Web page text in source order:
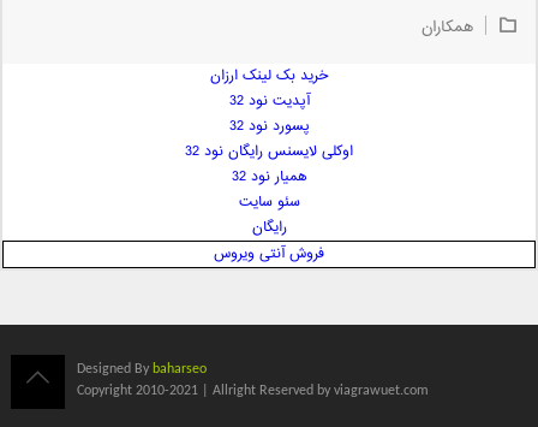
امیر علی
ایمان غلامی
بابک جهانبخش
همکاران
خرید بک لینک ارزان
آپدیت نود 32
پسورد نود 32
اوکلی لایسنس رایگان نود 32
همیار نود 32
سئو سایت
رایگان
فروش آنتی ویروس
Designed By baharseo
Copyright 2010-2021 | Allright Reserved by viagrawuet.com